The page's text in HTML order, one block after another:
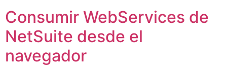
Consumir WebServices de
NetSuite desde el
navegador